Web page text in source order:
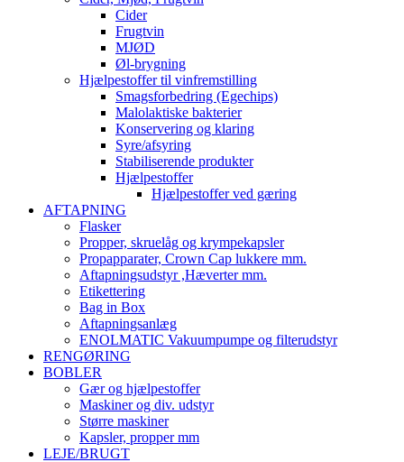
Cider
Frugtvin
MJØD
Øl-brygning
Hjælpestoffer til vinfremstilling
Smagsforbedring (Egechips)
Malolaktiske bakterier
Konservering og klaring
Syre/afsyring
Stabiliserende produkter
Hjælpestoffer
Hjælpestoffer ved gæring
AFTAPNING
Flasker
Propper, skruelåg og krympekapsler
Propapparater, Crown Cap lukkere mm.
Aftapningsudstyr ,Hæverter mm.
Etikettering
Bag in Box
Aftapningsanlæg
ENOLMATIC Vakuumpumpe og filterudstyr
RENGØRING
BOBLER
Gær og hjælpestoffer
Maskiner og div. udstyr
Større maskiner
Kapsler, propper mm
LEJE/BRUGT